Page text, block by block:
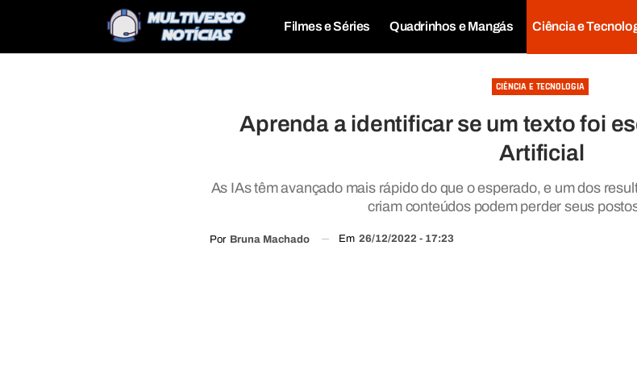
Filmes e Séries Quadrinhos e Mangás Ciência e
CIÊNCIA E TECNOLOGIA
Aprenda a identificar se um texto foi
Artificial
As IAs têm avançado mais rápido do que o esperado, e um dos
criam conteúdos podem perder seus
Por Bruna Machado Em 26/12/2022 - 17:23